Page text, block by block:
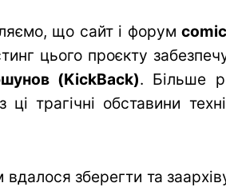
що сайт і форум
цього проєкту
(KickBack). Більше
трагічні обставини
зберегти та